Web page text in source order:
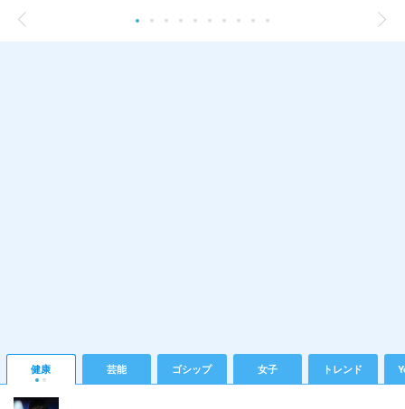
健康 芸能 ゴシップ 女子 トレンド